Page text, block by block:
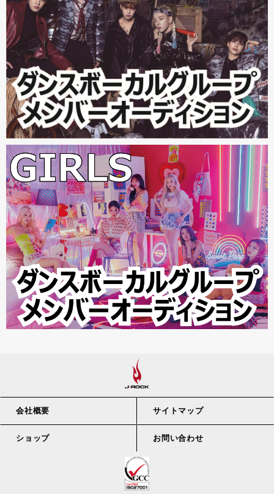
会社概要 サイトマップ
ショップ お問い合わせ